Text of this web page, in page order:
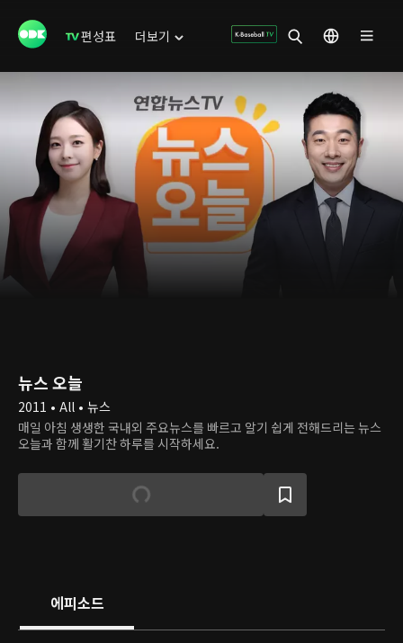
편성표 더보기
뉴스 오늘
2011 • All • 뉴스
매일 아침 생생한 국내외 주요뉴스를 빠르고 알기 쉽게 전해드리는 뉴스
오늘과 함께 활기찬 하루를 시작하세요.
에피소드